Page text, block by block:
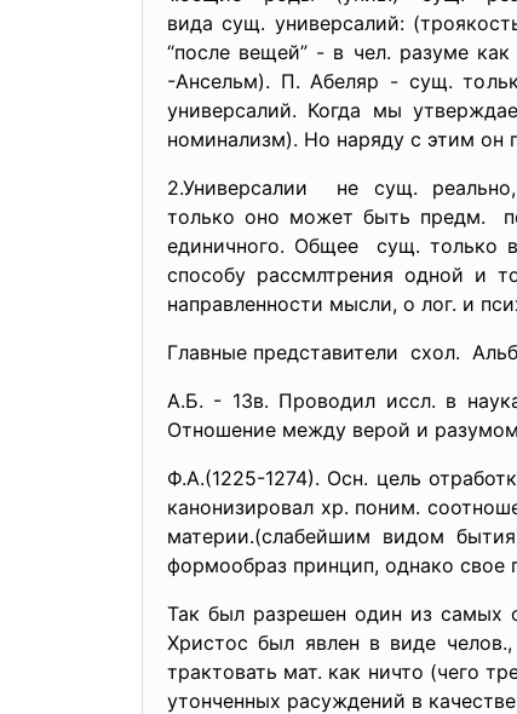
вида сущ. универсалий:
“после вещей” - в чел. разуме
-Ансельм). П. Абеляр - сущ.
универсалий. Когда мы
номинализм). Но наряду с этим он
2.Универсалии не сущ.
только оно может быть предм.
единичного. Общее сущ. только
способу рассмлтрения одной и
направленности мысли, о лог. и
Главные представители схол.
А.Б. - 13в. Проводил иссл. в
Отношение между верой и
Ф.А.(1225-1274). Осн. цель
канонизировал хр. поним.
материи.(слабейшим видом
формообраз принцип, однако свое
Так был разрешен один из самых
Христос был явлен в виде
трактовать мат. как ничто (чего
утонченных расуждений в